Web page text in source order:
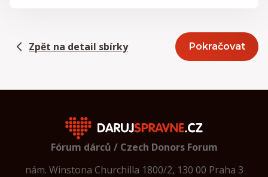
Zpět na detail sbírky Pokračovat
Fórum dárců / Czech Donors Forum
nám. Winstona Churchilla 1800/2, 130 00 Praha 3